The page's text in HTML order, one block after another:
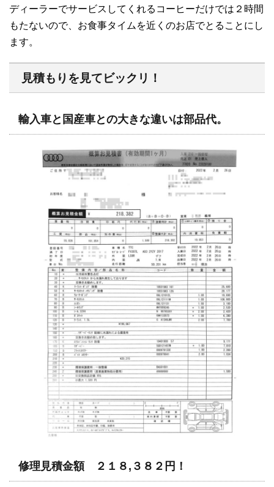
ディーラーでサービスしてくれるコーヒーだけでは２時間
もたないので、お食事タイムを近くのお店でとることにし
ます。
見積もりを見てビックリ！
輸入車と国産車との大きな違いは部品代。
修理見積金額 ２１８,３８２円！